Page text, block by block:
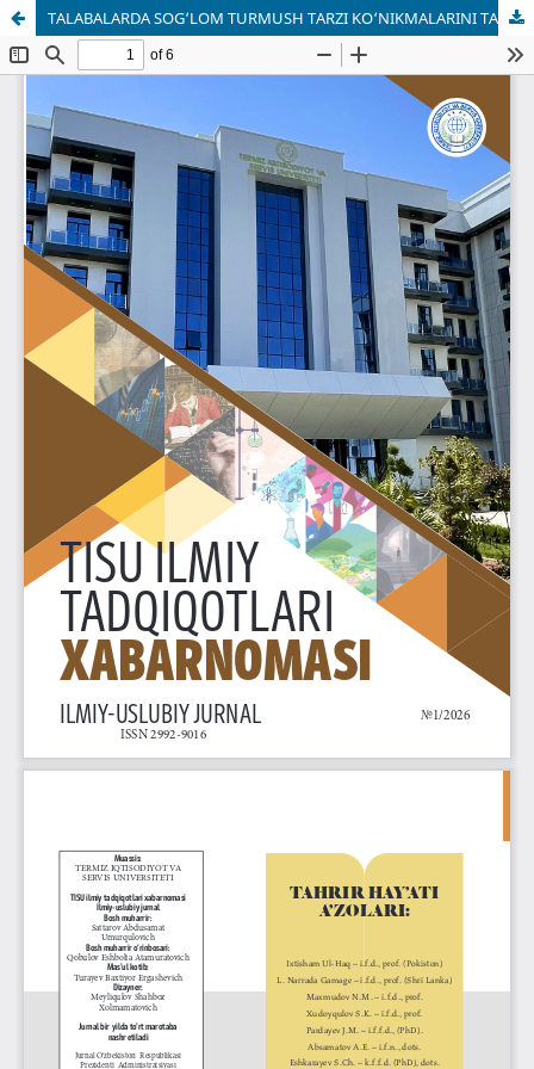
TALABALARDA SOG‘LOM TURMUSH TARZI KO‘NIKMALARINI TAKOMILLASHTIRISHNING DIDAKTIK IMKONIYATLARI